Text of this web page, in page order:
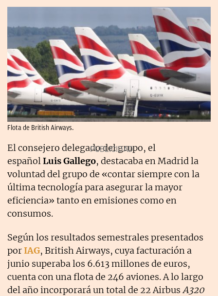
Flota de British Airways.
El consejero delegado del grupo, el
español Luis Gallego, destacaba en Madrid la
voluntad del grupo de «contar siempre con la
última tecnología para asegurar la mayor
eficiencia» tanto en emisiones como en
consumos.
Según los resultados semestrales presentados
porIAG, British Airways, cuya facturación a
junio superaba los 6.613 millones de euros,
cuenta con una flota de 246 aviones. A lo largo
del año incorporará un total de 22 Airbus A320